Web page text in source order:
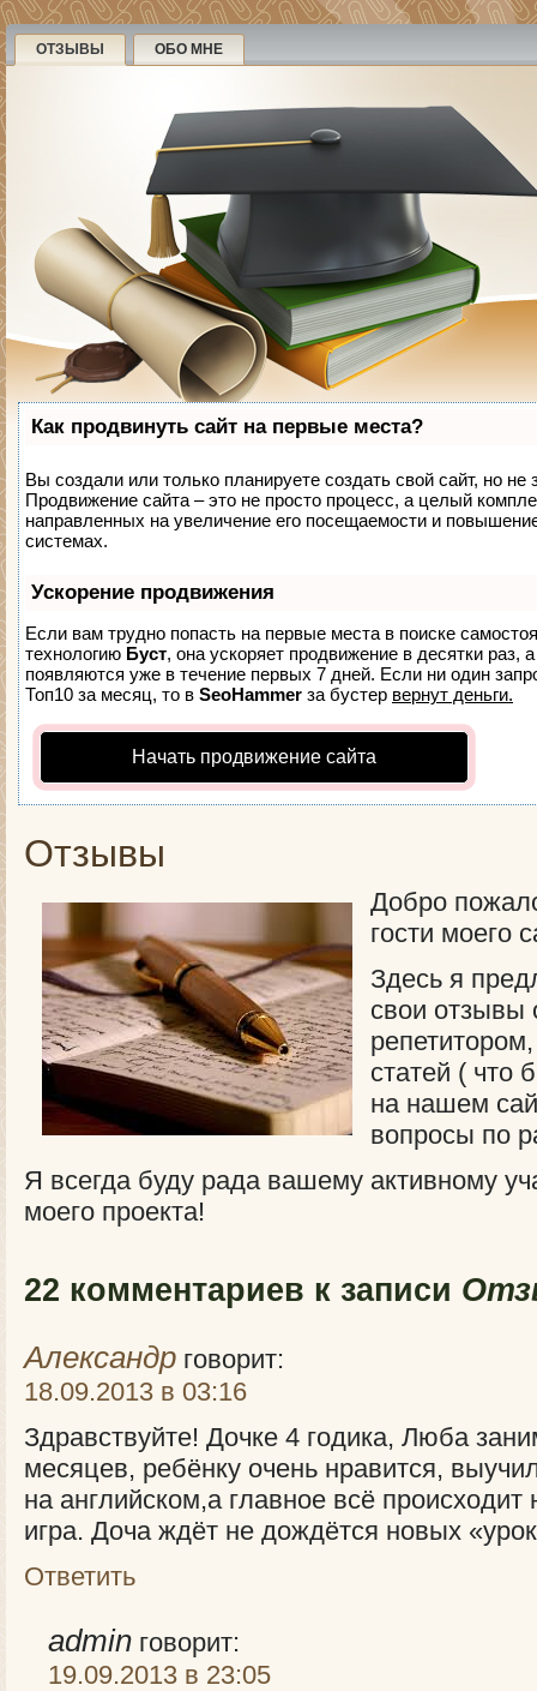
ОТЗЫВЫ ОБО МНЕ
Как продвинуть сайт на первые места?
Вы создали или только планируете создать свой сайт, но не
Продвижение сайта – это не просто процесс, а целый
направленных на увеличение его посещаемости и
системах.
Ускорение продвижения
Если вам трудно попасть на первые места в поиске
технологию Буст, она ускоряет продвижение в десятки раз,
появляются уже в течение первых 7 дней. Если ни один
Топ10 за месяц, то в SeoHammer за бустер вернут деньги.
Начать продвижение сайта
Отзывы
Добро
гости моего
Здесь я
свои отзывы
статей ( что
на нашем
вопросы по
Я всегда буду рада вашему активному
моего проекта!
22 комментариев к записи
Александр говорит:
18.09.2013 в 03:16
Здравствуйте! Дочке 4 годика, Люба
месяцев, ребёнку очень нравится,
на английском,а главное всё происходит
игра. Доча ждёт не дождётся новых
Ответить
admin говорит:
19.09.2013 в 23:05